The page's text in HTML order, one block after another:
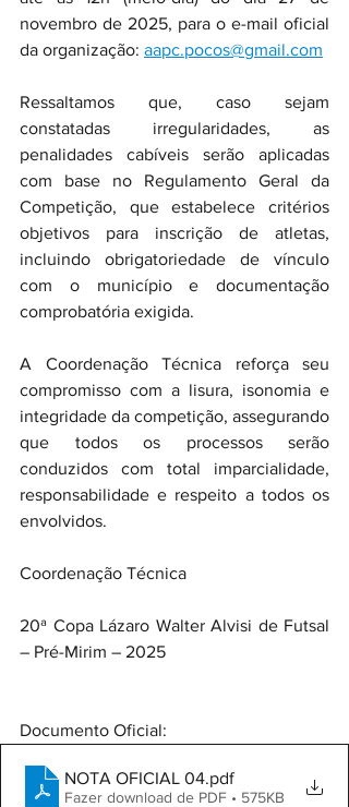
novembro de 2025, para o e-mail oficial
da organização: aapc.pocos@gmail.com
Ressaltamos que, caso sejam
constatadas irregularidades, as
penalidades cabíveis serão aplicadas
com base no Regulamento Geral da
Competição, que estabelece critérios
objetivos para inscrição de atletas,
incluindo obrigatoriedade de vínculo
com o município e documentação
comprobatória exigida.
A Coordenação Técnica reforça seu
compromisso com a lisura, isonomia e
integridade da competição, assegurando
que todos os processos serão
conduzidos com total imparcialidade,
responsabilidade e respeito a todos os
envolvidos.
Coordenação Técnica
20ª Copa Lázaro Walter Alvisi de Futsal
– Pré-Mirim – 2025
Documento Oficial:
NOTA OFICIAL 04.pdf
Fazer download de PDF • 575KB